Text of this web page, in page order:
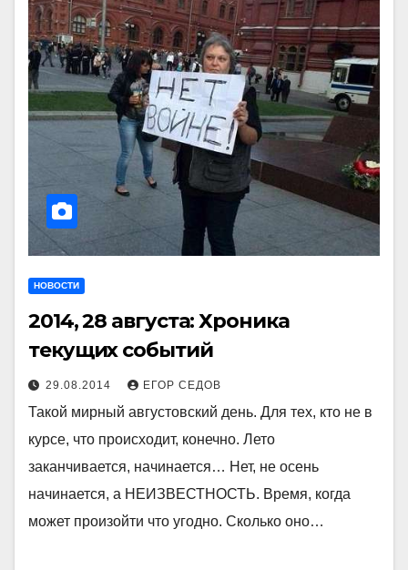
НОВОСТИ
2014, 28 августа: Хроника
текущих событий
29.08.2014 ЕГОР СЕДОВ
Такой мирный августовский день. Для тех, кто не в
курсе, что происходит, конечно. Лето
заканчивается, начинается… Нет, не осень
начинается, а НЕИЗВЕСТНОСТЬ. Время, когда
может произойти что угодно. Сколько оно…